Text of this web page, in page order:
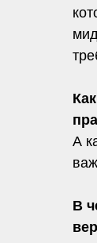
А
В